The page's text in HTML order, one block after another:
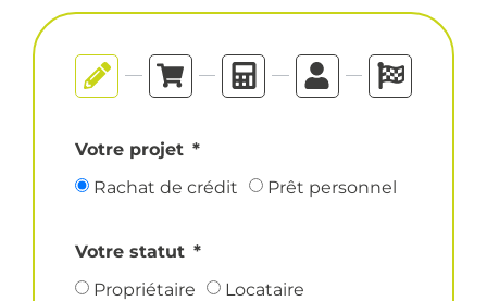
Votre projet
Rachat de crédit
Prêt personnel
Votre statut
Propriétaire
Locataire